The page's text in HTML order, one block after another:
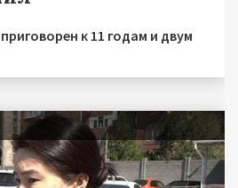
к 11 годам и двум